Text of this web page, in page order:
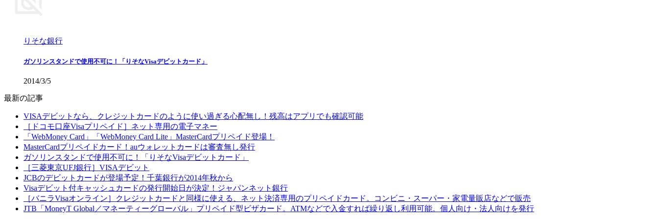
りそな銀行
ガソリンスタンドで使用不可に！「りそなVisaデビットカード」
2014/3/5
最新の記事
VISAデビットなら、クレジットカードのように使い過ぎる心配無し！残高はアプリでも確認可能
［ドコモ口座Visaプリペイド］ネット専用の電子マネー
「WebMoney Card」「WebMoney Card Lite」MasterCardプリペイド登場！
MasterCardプリペイドカード！auウォレットカードは審査無し発行
ガソリンスタンドで使用不可に！「りそなVisaデビットカード」
［三菱東京UFJ銀行］VISAデビット
JCBのデビットカードが登場予定！千葉銀行が2014年秋から
Visaデビット付キャッシュカードの発行開始日が決定！ジャパンネット銀行
［バニラVisaオンライン］クレジットカードと同様に使える、ネット決済専用のプリペイドカード。コンビニ・スーパー・家電量販店などで販売
JTB「MoneyT Global／マネーティーグローバル」プリペイド型ビザカード。ATMなどで入金すれば繰り返し利用可能。個人向け・法人向けを発行